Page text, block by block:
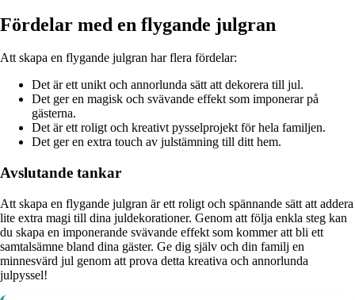
Fördelar med en flygande julgran
Att skapa en flygande julgran har flera fördelar:
Det är ett unikt och annorlunda sätt att dekorera till jul.
Det ger en magisk och svävande effekt som imponerar på
gästerna.
Det är ett roligt och kreativt pysselprojekt för hela familjen.
Det ger en extra touch av julstämning till ditt hem.
Avslutande tankar
Att skapa en flygande julgran är ett roligt och spännande sätt att addera
lite extra magi till dina juldekorationer. Genom att följa enkla steg kan
du skapa en imponerande svävande effekt som kommer att bli ett
samtalsämne bland dina gäster. Ge dig själv och din familj en
minnesvärd jul genom att prova detta kreativa och annorlunda
julpyssel!